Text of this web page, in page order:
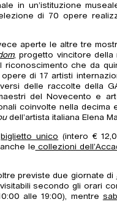
in un’istituzione
di 70 opere
aperte le altre tre
, progetto vincitore della
riconoscimento che da
di 17 artisti
delle raccolte della
del Novecento e
coinvolte nella decima
dell’artista italiana Elena
biglietto unico (intero €
le collezioni
previste due giornate di
secondo gli orari
alle 19:00), mentre